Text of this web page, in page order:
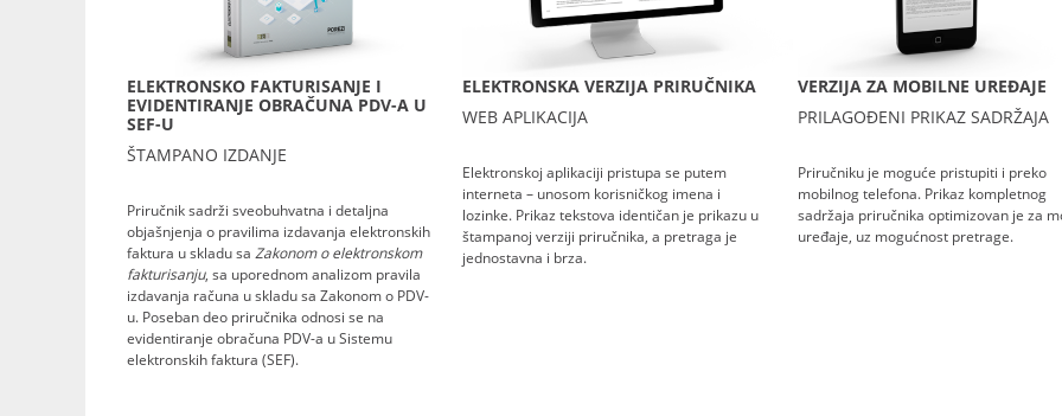
ELEKTRONSKO FAKTURISANJE I
EVIDENTIRANJE OBRAČUNA PDV-A U
SEF-U
ŠTAMPANO IZDANJE
Priručnik sadrži sveobuhvatna i detaljna
objašnjenja o pravilima izdavanja elektronskih
faktura u skladu sa Zakonom o elektronskom
fakturisanju, sa uporednom analizom pravila
izdavanja računa u skladu sa Zakonom o PDV-
u. Poseban deo priručnika odnosi se na
evidentiranje obračuna PDV-a u Sistemu
elektronskih faktura (SEF).
ELEKTRONSKA VERZIJA PRIRUČNIKA
WEB APLIKACIJA
Elektronskoj aplikaciji pristupa se putem
interneta – unosom korisničkog imena i
lozinke. Prikaz tekstova identičan je prikazu u
štampanoj verziji priručnika, a pretraga je
jednostavna i brza.
VERZIJA ZA MOBILNE UREĐAJE
PRILAGOĐENI PRIKAZ SADRŽAJA
Priručniku je moguće pristupiti i preko
mobilnog telefona. Prikaz kompletnog
sadržaja priručnika optimizovan je za
uređaje, uz mogućnost pretrage.